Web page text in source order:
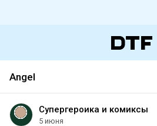
Angel
Супергероика и комиксы
5 июня